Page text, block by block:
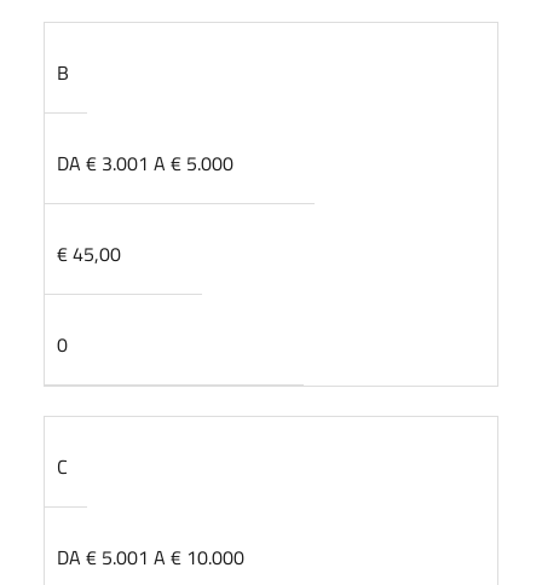
B
DA € 3.001 A € 5.000
€ 45,00
0
C
DA € 5.001 A € 10.000